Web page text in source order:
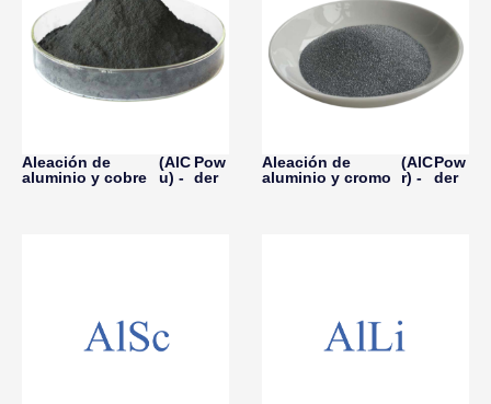
Aleación de
aluminio y cobre
(AlC
u) -
Pow
der
Aleación de
aluminio y cromo
(AlC
r) -
Pow
der